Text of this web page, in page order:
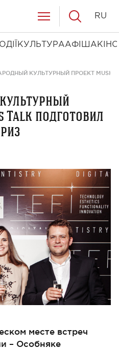
КУЛЬТУРААФІША КІНО
RU
КУЛЬТУРНЫЙ ПРОЕКТ
Talk подготовил
месте встреч
– Особняке